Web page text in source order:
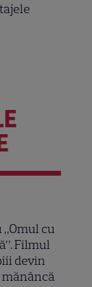
„Omul cu
Filmul
devin
mănâncă